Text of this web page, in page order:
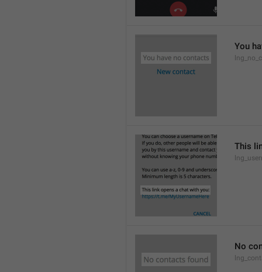
You
This
No